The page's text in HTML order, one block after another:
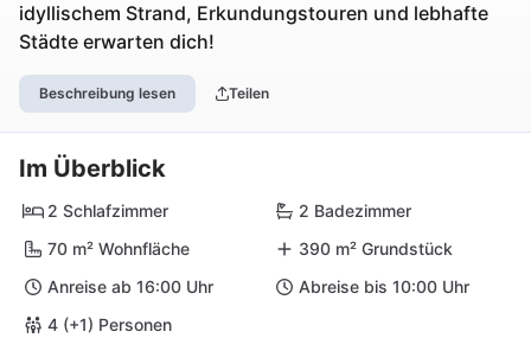
idyllischem Strand, Erkundungstouren und lebhafte
Städte erwarten dich!
Beschreibung lesen Teilen
Im Überblick
2 Schlafzimmer
2 Badezimmer
70 m² Wohnfläche
390 m² Grundstück
Anreise ab 16:00 Uhr
Abreise bis 10:00 Uhr
4 (+1) Personen